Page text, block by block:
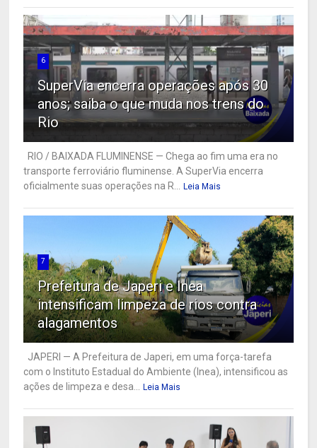
6
SuperVia encerra operações após 30
anos; saiba o que muda nos trens do
Rio
RIO / BAIXADA FLUMINENSE — Chega ao fim uma era no
transporte ferroviário fluminense. A SuperVia encerra
oficialmente suas operações na R...
Leia Mais
7
Prefeitura de Japeri e Inea
intensificam limpeza de rios contra
alagamentos
JAPERI — A Prefeitura de Japeri, em uma força-tarefa
com o Instituto Estadual do Ambiente (Inea), intensificou as
ações de limpeza e desa...
Leia Mais